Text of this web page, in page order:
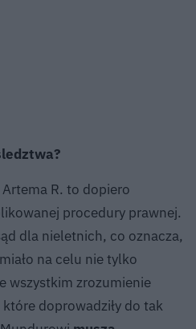
R. to dopiero
procedury prawnej.
dla nieletnich, co oznacza,
na celu nie tylko
wszystkim zrozumienie
doprowadziły do tak